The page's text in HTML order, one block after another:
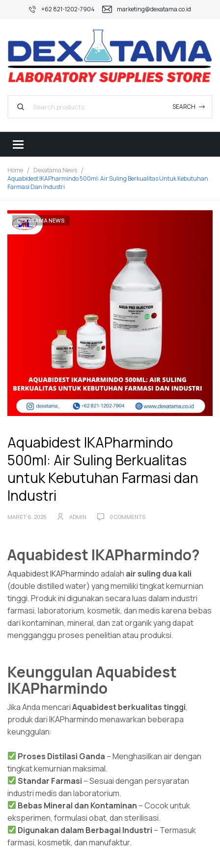
+62 821-1202-7904 marketing@dexatama.co.id
SEARCH
Home
Dexatama News
Aquabidest IKAPharmindo 500ml: Air Suling Berkualitas Untuk Kebutuhan
Farmasi Dan Industri
DEXATAMA NEWS
Aquabidest IKAPharmindo
500ml: Air Suling Berkualitas
untuk Kebutuhan Farmasi dan
Industri
MARET 6, 2025 ADMIN 0 COMMENTS
Aquabidest IKAPharmindo?
Aquabidest IKAPharmindoadalah air suling dua kali
(double distilled water) yang memiliki tingkat kemurnian
tinggi. Produk ini digunakan secara luas dalam industri
farmasi, laboratorium, kosmetik, dan medis karena bebas
dari kontaminan, mineral, dan zat organik yang dapat
mengganggu proses penelitian atau produksi.
Keunggulan Aquabidest
IKAPharmindo
Jika Anda mencariAquabidest berkualitas tinggi,
produk dari IKAPharmindo menawarkan beberapa
keunggulan:
Proses Distilasi Ganda – Menghasilkan air dengan
tingkat kemurnian maksimal.
Standar Farmasi – Sesuai dengan persyaratan
industri medis dan laboratorium.
Bebas Mineral dan Kontaminan – Cocok untuk
eksperimen, formulasi obat, dan sterilisasi.
Digunakan dalam Berbagai Industri – Termasuk
farmasi, kosmetik, dan manufaktur.